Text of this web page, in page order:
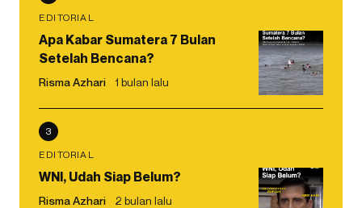
EDITORIAL
Apa Kabar Sumatera 7 Bulan
Setelah Bencana?
Risma Azhari 1 bulan lalu
3
EDITORIAL
WNI, Udah Siap Belum?
Risma Azhari 2 bulan lalu